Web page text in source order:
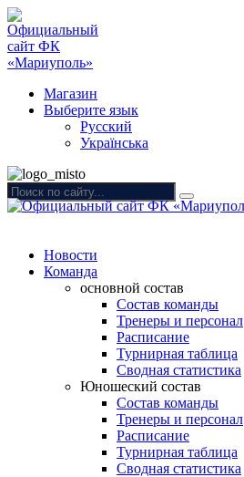
Магазин
Выберите язык
Русский
Українська
Новости
Команда
основной состав
Состав команды
Тренеры и персонал
Расписание
Турнирная таблица
Сводная статистика
Юношеский состав
Состав команды
Тренеры и персонал
Расписание
Турнирная таблица
Сводная статистика